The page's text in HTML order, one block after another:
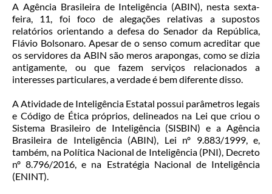
A Agência Brasileira de Inteligência (ABIN), nesta sexta-
feira, 11, foi foco de alegações relativas a supostos
relatórios orientando a defesa do Senador da República,
Flávio Bolsonaro. Apesar de o senso comum acreditar que
os servidores da ABIN são meros arapongas, como se dizia
antigamente, ou que fazem serviços relacionados a
interesses particulares, a verdade é bem diferente disso.
A Atividade de Inteligência Estatal possui parâmetros legais
e Código de Ética próprios, delineados na Lei que criou o
Sistema Brasileiro de Inteligência (SISBIN) e a Agência
Brasileira de Inteligência (ABIN), Lei nº 9.883/1999, e,
também, na Política Nacional de Inteligência (PNI), Decreto
nº 8.796/2016, e na Estratégia Nacional de Inteligência
(ENINT).